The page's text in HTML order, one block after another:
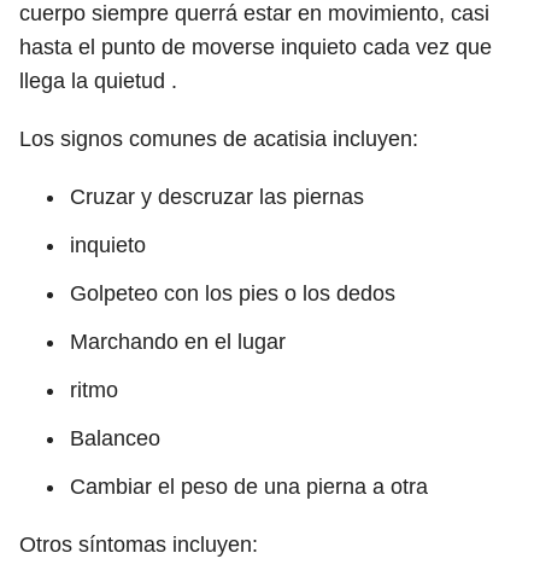
cuerpo siempre querrá estar en movimiento, casi
hasta el punto de moverse inquieto cada vez que
llega la quietud .
Los signos comunes de acatisia incluyen:
Cruzar y descruzar las piernas
inquieto
Golpeteo con los pies o los dedos
Marchando en el lugar
ritmo
Balanceo
Cambiar el peso de una pierna a otra
Otros síntomas incluyen: